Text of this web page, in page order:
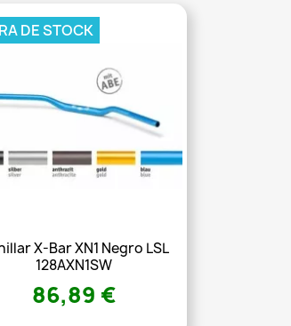
X-Bar XN1 Negro LSL
128AXN1SW
86,89 €
DE STOCK